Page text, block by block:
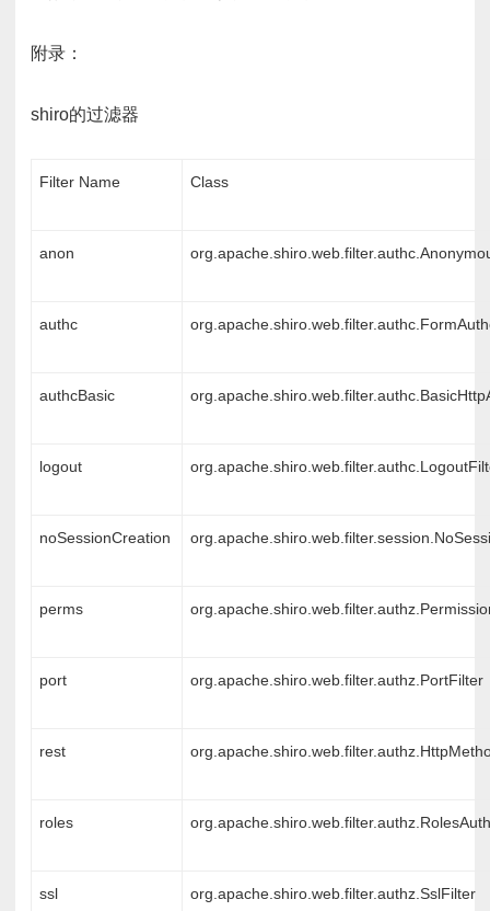
附录：
shiro的过滤器
Filter Name Class
anon
authc
authcBasic
logout
noSessionCreation
perms
port org.apache.shiro.web.filter.authz.PortFilter
rest
roles
ssl org.apache.shiro.web.filter.authz.SslFilter